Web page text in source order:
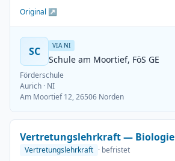
Original ↗
SC VIA NI
Schule am Moortief, FöS GE
Förderschule
Aurich · NI
Am Moortief 12, 26506 Norden
Vertretungslehrkraft — Biologie
Vertretungslehrkraft · befristet